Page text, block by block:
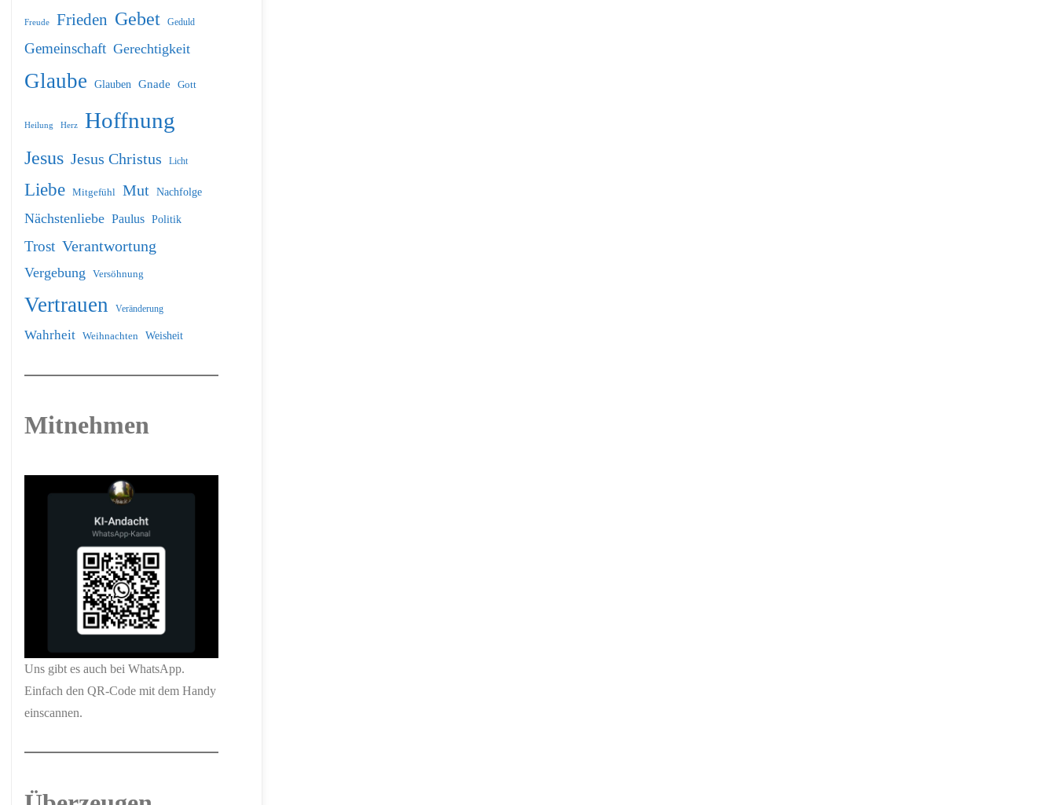
Freude Frieden Gebet Geduld
Gemeinschaft Gerechtigkeit
Glaube Glauben Gnade Gott
Heilung Herz Hoffnung
Jesus Jesus Christus Licht
Liebe Mitgefühl Mut Nachfolge
Nächstenliebe Paulus Politik
Trost Verantwortung
Vergebung Versöhnung
Vertrauen Veränderung
Wahrheit Weihnachten Weisheit
Mitnehmen
Uns gibt es auch bei WhatsApp.
Einfach den QR-Code mit dem Handy
einscannen.